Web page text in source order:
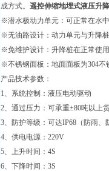
成方式。 遥控伸缩地埋式液压升
※潜水极动力单元：可正常在水
※无油路设计：动力单元与升降
※免维护设计：升降桩在正常使
※不锈钢面板：地面面板为304不
产品技术参数：
1、系统控制：液压电动驱动
2、通过压力：可承重±80吨以上
3、防护等级：可达IP68 （防雨、
4、供电电源： 220V
5、上升时间： 4S
6、下降时间： 3S